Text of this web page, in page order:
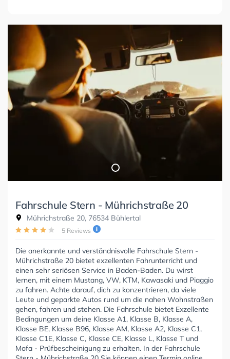
Fahrschule Stern - Mührichstraße 20
Mührichstraße 20, 76534 Bühlertal
5 Reviews
Die anerkannte und verständnisvolle Fahrschule Stern -
Mührichstraße 20 bietet exzellenten Fahrunterricht und
einen sehr seriösen Service in Baden-Baden. Du wirst
lernen, mit einem Mustang, VW, KTM, Kawasaki und Piaggio
zu fahren. Achte darauf, dich zu konzentrieren, da viele
Leute und geparkte Autos rund um die nahen Wohnstraßen
gehen, fahren und stehen. Die Fahrschule bietet Exzellente
Bedingungen um deine Klasse A1, Klasse B, Klasse A,
Klasse BE, Klasse B96, Klasse AM, Klasse A2, Klasse C1,
Klasse C1E, Klasse C, Klasse CE, Klasse L, Klasse T und
Mofa - Prüfbescheinigung zu erhalten. In der Fahrschule